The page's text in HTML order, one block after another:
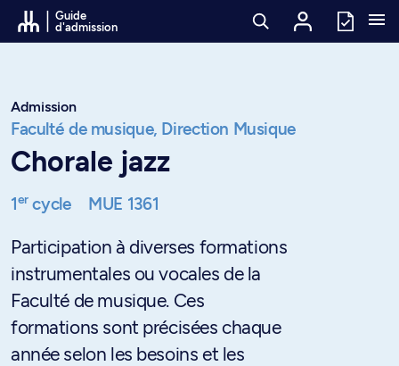
Passer au contenu
Guide
d'admission
Admission
Faculté de musique, Direction Musique
Chorale jazz
1ercycle MUE 1361
Participation à diverses formations
instrumentales ou vocales de la
Faculté de musique. Ces
formations sont précisées chaque
année selon les besoins et les